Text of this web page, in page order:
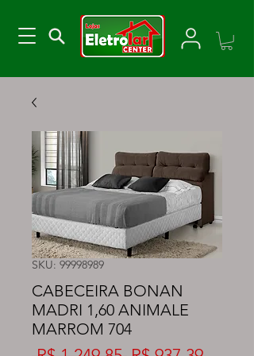
SKU: 99998989
CABECEIRA BONAN
MADRI 1,60 ANIMALE
MARROM 704